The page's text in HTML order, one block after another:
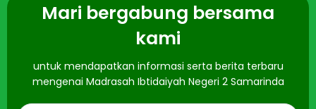
Mari bergabung bersama
kami
untuk mendapatkan informasi serta berita terbaru
mengenai Madrasah Ibtidaiyah Negeri 2 Samarinda